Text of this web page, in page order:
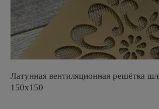
Латунная вентиляционная решётка
150х150